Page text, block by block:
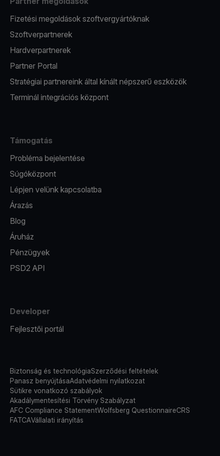
Fizetési megoldások szoftvergyártóknak
Szoftverpartnerek
Hardverpartnerek
Partner Portal
Stratégiai partnereink által kínált népszerű eszközök
Terminál integrációs központ
Támogatás
Probléma bejelentése
Súgóközpont
Lépjen velünk kapcsolatba
Árazás
Blog
Áruház
Pénzügyek
PSD2 API
Developer
Fejlesztői portál
Biztonság és technológiaSzerződési feltételek
Panasz benyújtásaAdatvédelmi nyilatkozat
Sütikre vonatkozó szabályok
Akadálymentesítési Törvény Szabályzat
AFC Compliance StatementWolfsberg QuestionnaireCRS
FATCAVállalati irányítás